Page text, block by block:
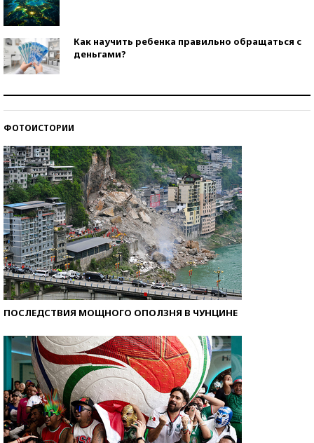
Как научить ребенка правильно обращаться с
деньгами?
ФОТОИСТОРИИ
ПОСЛЕДСТВИЯ МОЩНОГО ОПОЛЗНЯ В ЧУНЦИНЕ